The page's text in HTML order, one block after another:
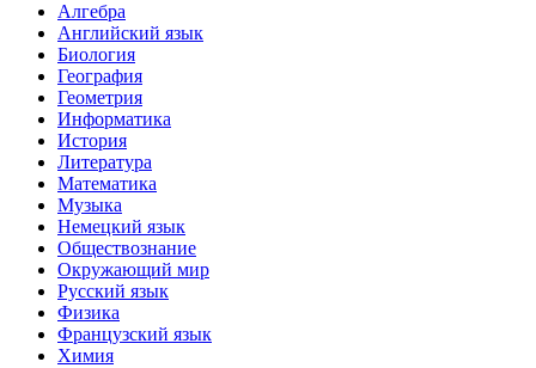
Алгебра
Английский язык
Биология
География
Геометрия
Информатика
История
Литература
Математика
Музыка
Немецкий язык
Обществознание
Окружающий мир
Русский язык
Физика
Французский язык
Химия